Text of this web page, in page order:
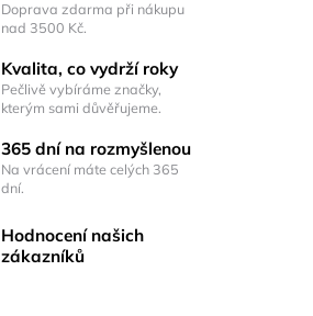
Doprava zdarma při nákupu
nad 3500 Kč.
Kvalita, co vydrží roky
Pečlivě vybíráme značky,
kterým sami důvěřujeme.
365 dní na rozmyšlenou
Na vrácení máte celých 365
dní.
Hodnocení našich
zákazníků